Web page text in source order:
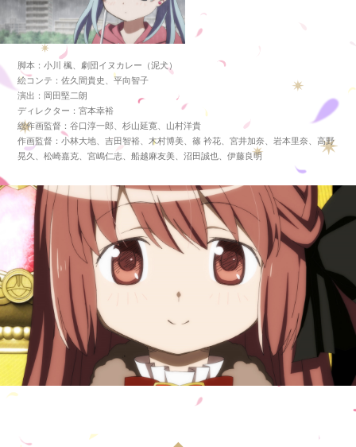
脚本
小川 楓、劇団イヌカレー（泥犬）
絵コンテ
佐久間貴史、平向智子
演出
岡田堅二朗
ディレクター
宮本幸裕
総作画監督
谷口淳一郎、杉山延寛、山村洋貴
作画監督
小林大地、吉田智裕、木村博美、篠 衿花、宮井加奈、岩本里奈、高野
晃久、松崎嘉克、宮嶋仁志、船越麻友美、沼田誠也、伊藤良明